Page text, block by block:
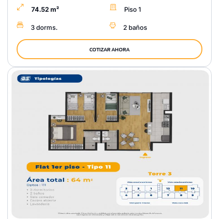
74.52 m² Piso 1
3 dorms. 2 baños
COTIZAR AHORA